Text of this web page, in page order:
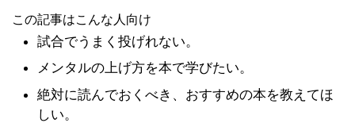
この記事はこんな人向け
試合でうまく投げれない。
メンタルの上げ方を本で学びたい。
絶対に読んでおくべき、おすすめの本を教えてほ
しい。